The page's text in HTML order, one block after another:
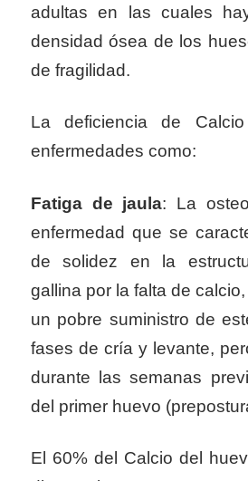
adultas en las cuales
densidad ósea de los
de fragilidad.
La deficiencia de
enfermedades como:
Fatiga de jaula: La
enfermedad que se
desolidez en la
gallina por la falta de
un pobre suministro de
fases de cría y levante,
durante las semanas
del primer huevo
El 60% del Calcio del